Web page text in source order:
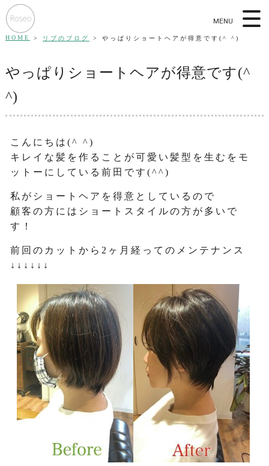
MENU
HOME リブのブログ やっぱりショートヘアが得意です(^ ^)
やっぱりショートヘアが得意です(^
^)
こんにちは(^ ^)
キレイな髪を作ることが可愛い髪型を生むをモ
ットーにしている前田です(^^)
私がショートヘアを得意としているので
顧客の方にはショートスタイルの方が多いで
す！
前回のカットから2ヶ月経ってのメンテナンス
↓↓↓↓↓↓